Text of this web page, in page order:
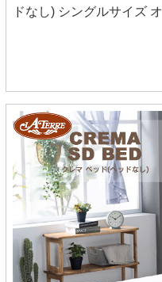
ドなし) シングルサイズ